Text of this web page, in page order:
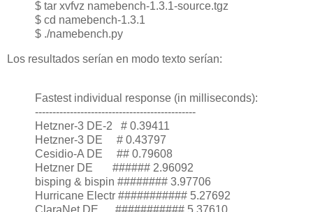
$ tar xvfvz namebench-1.3.1-source.tgz
$ cd namebench-1.3.1
$ ./namebench.py
Los resultados serían en modo texto serían:
Fastest individual response (in milliseconds):
----------------------------------------------
Hetzner-3 DE-2 # 0.39411
Hetzner-3 DE # 0.43797
Cesidio-A DE ## 0.79608
Hetzner DE ###### 2.96092
bisping & bispin ######## 3.97706
Hurricane Electr ########### 5.27692
ClaraNet DE ########### 5.37610